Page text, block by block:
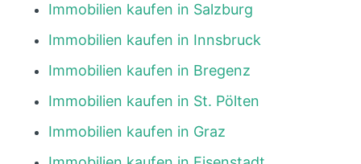
Immobilien kaufen in Salzburg
Immobilien kaufen in Innsbruck
Immobilien kaufen in Bregenz
Immobilien kaufen in St. Pölten
Immobilien kaufen in Graz